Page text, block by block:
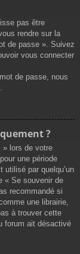
pas être
rendre sur la
de passe ». Suivez
vous connecter
de passe, nous
?
» lors de votre
une période
utilisé par quelqu’un
« Se souvenir de
recommandé si
une librairie,
à trouver cette
forum ait désactivé